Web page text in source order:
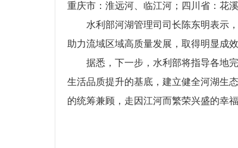
重庆市：淮远河、临江河；四川省：花
水利部河湖管理司司长陈东明表示
助力流域区域高质量发展，取得明显成效
据悉，下一步，水利部将指导各地
生活品质提升的基底，建立健全河湖生
的统筹兼顾，走因江河而繁荣兴盛的幸福